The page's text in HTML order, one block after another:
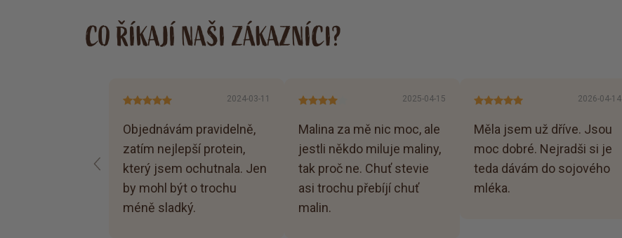
CO ŘÍKAJÍ NAŠI ZÁKAZNÍCI?
2024-03-11
Objednávám pravidelně,
zatím nejlepší protein,
který jsem ochutnala. Jen
by mohl být o trochu
méně sladký.
2025-04-15
Malina za mě nic moc, ale
jestli někdo miluje maliny,
tak proč ne. Chuť stevie
asi trochu přebíjí chuť
malin.
2026-04-14
Měla jsem už dříve. Jsou
moc dobré. Nejradši si je
teda dávám do sojového
mléka.